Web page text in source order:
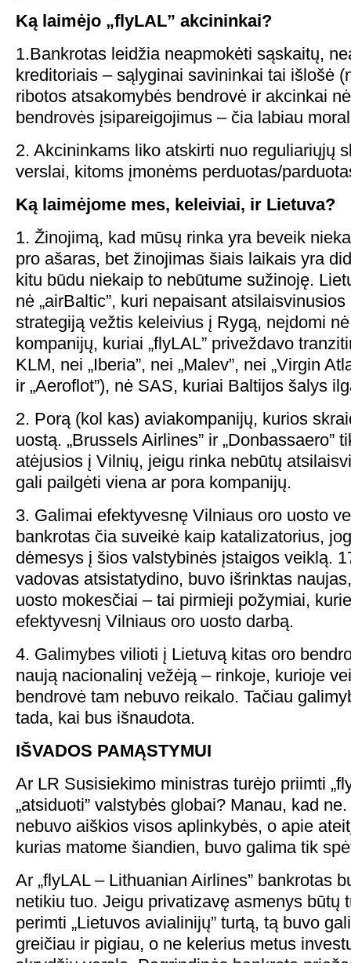
Ką laimėjo „flyLAL” akcininkai?
1.Bankrotas leidžia neapmokėti sąskaitų,
kreditoriais – sąlyginai savininkai tai išlošė
ribotos atsakomybės bendrovė ir akcinkai
bendrovės įsipareigojimus – čia labiau
2. Akcininkams liko atskirti nuo reguliariųjų
verslai, kitoms įmonėms perduotas/
Ką laimėjome mes, keleiviai, ir Lietuva?
1. Žinojimą, kad mūsų rinka yra beveik
pro ašaras, bet žinojimas šiais laikais yra
kitu būdu niekaip to nebūtume sužinoję.
nė „airBaltic”, kuri nepaisant
strategiją vežtis keleivius į Rygą, neįdomi
kompanijų, kuriai „flyLAL” priveždavo
KLM, nei „Iberia”, nei „Malev”, nei „Virgin
ir „Aeroflot”), nė SAS, kuriai Baltijos šalys
2. Porą (kol kas) aviakompanijų, kurios
uostą. „Brussels Airlines” ir „Donbassaero”
atėjusios į Vilnių, jeigu rinka nebūtų
gali pailgėti viena ar pora kompanijų.
3. Galimai efektyvesnę Vilniaus oro uosto
bankrotas čia suveikė kaip katalizatorius,
dėmesys į šios valstybinės įstaigos veiklą.
vadovas atsistatydino, buvo išrinktas
uosto mokesčiai – tai pirmieji požymiai,
efektyvesnį Vilniaus oro uosto darbą.
4. Galimybes vilioti į Lietuvą kitas oro
naują nacionalinį vežėją – rinkoje, kurioje
bendrovė tam nebuvo reikalo. Tačiau
tada, kai bus išnaudota.
IŠVADOS PAMĄSTYMUI
Ar LR Susisiekimo ministras turėjo priimti
„atsiduoti” valstybės globai? Manau, kad
nebuvo aiškios visos aplinkybės, o apie
kurias matome šiandien, buvo galima tik
Ar „flyLAL – Lithuanian Airlines” bankrotas
netikiu tuo. Jeigu privatizavę asmenys būtų
perimti „Lietuvos avialinijų” turtą, tą buvo
greičiau ir pigiau, o ne kelerius metus